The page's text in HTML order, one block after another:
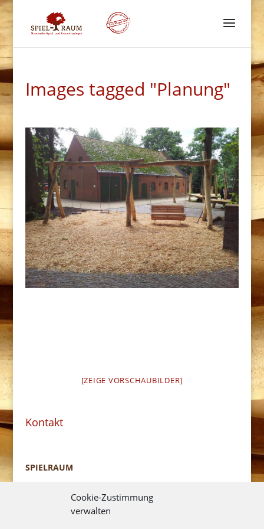
Cookie-Zustimmung
verwalten
Images tagged "Planung"
[ZEIGE VORSCHAUBILDER]
Kontakt
SPIELRAUM
Naturnahe Spiel- und Freizeitanlagen.